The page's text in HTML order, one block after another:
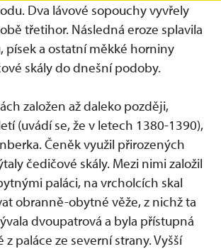
Dva lávové sopouchy vyvřely
třetihor. Následná eroze splavila
písek a ostatní měkké horniny
skály do dnešní podoby.
založen až daleko později,
(uvádí se, že v letech 1380-1390),
Čeněk využil přirozených
čedičové skály. Mezi nimi založil
paláci, na vrcholcích skal
obranně-obytné věže, z nichž ta
dvoupatrová a byla přístupná
paláce ze severní strany. Vyšší